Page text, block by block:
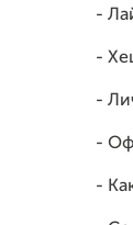
-
-
-
-
-